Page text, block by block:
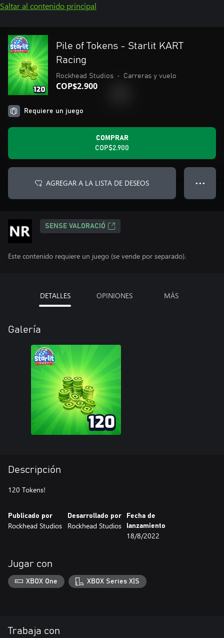
Saltar al contenido principal
Pile of Tokens - Starlit KART
Racing
Rockhead Studios • Carreras y vuelo
COP$2.900
Requiere un juego
COMPRAR
COP$2.900
AGREGAR A LA LISTA DE DESEOS ● ● ●
SENSE VALORACIÓ
Este contenido requiere un juego (se vende por separado).
DETALLES OPINIONES MÁS
Galería
Descripción
120 Tokens!
Publicado por
Rockhead Studios
Desarrollado por
Rockhead Studios
Fecha de
lanzamiento
18/8/2022
Jugar con
XBOX One XBOX Series X|S
Trabaja con